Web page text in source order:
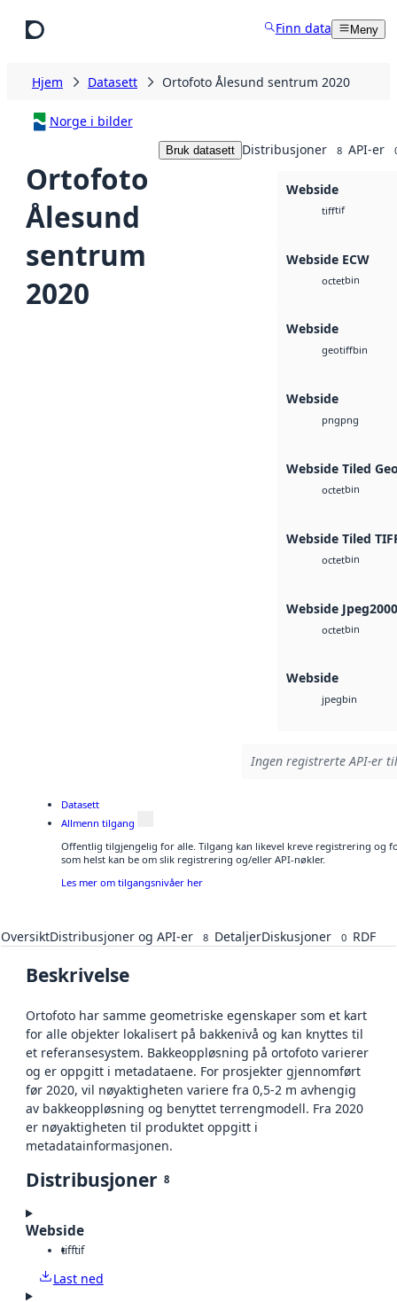
Finn data Meny
Hjem Datasett Ortofoto Ålesund sentrum 2020
Norge i bilder
Ortofoto
Ålesund
sentrum
2020
Bruk datasett Distribusjoner 8 API-er
Webside
tifftif
Webside ECW
octetbin
Webside
geotiffbin
Webside
pngpng
Webside Tiled
octetbin
Webside Tiled
octetbin
Webside Jpeg2000
octetbin
Webside
jpegbin
Ingen registrerte API-er
Datasett
Allmenn tilgang
Offentlig tilgjengelig for alle. Tilgang kan likevel kreve registrering og
som helst kan be om slik registrering og/eller API-nøkler.
Les mer om tilgangsnivåer her
OversiktDistribusjoner og API-er 8 DetaljerDiskusjoner 0 RDF
Beskrivelse
Ortofoto har samme geometriske egenskaper som et kart
for alle objekter lokalisert på bakkenivå og kan knyttes til
et referansesystem. Bakkeoppløsning på ortofoto varierer
og er oppgitt i metadataene. For prosjekter gjennomført
før 2020, vil nøyaktigheten variere fra 0,5-2 m avhengig
av bakkeoppløsning og benyttet terrengmodell. Fra 2020
er nøyaktigheten til produktet oppgitt i
metadatainformasjonen.
Distribusjoner 8
Webside
tifftif
Last ned